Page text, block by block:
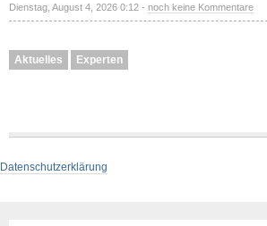
Dienstag, August 4, 2026 0:12 - noch keine Kommentare
Aktuelles Experten
Datenschutzerklärung